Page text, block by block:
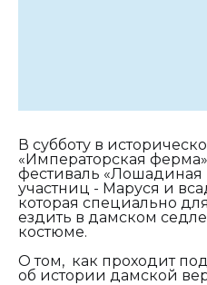
В субботу в
«Императорская
фестиваль «Лошадиная
участниц - Маруся и
которая специально
ездить в дамском
костюме.
О том, как проходит
об истории дамской